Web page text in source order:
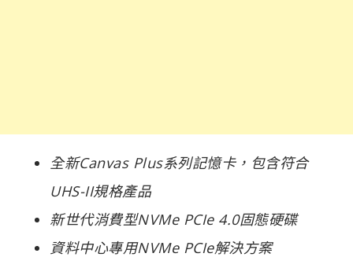
全新Canvas Plus系列記憶卡，包含符合
UHS-II規格產品
新世代消費型NVMe PCIe 4.0固態硬碟
資料中心專用NVMe PCIe解決方案